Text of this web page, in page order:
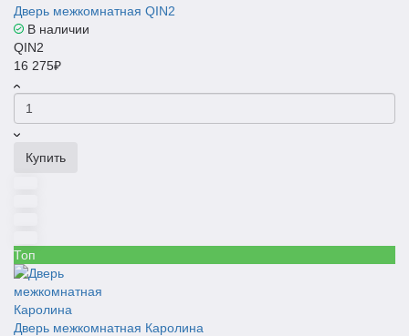
Дверь межкомнатная QIN2
В наличии
QIN2
16 275₽
Купить
Топ
Дверь межкомнатная Каролина